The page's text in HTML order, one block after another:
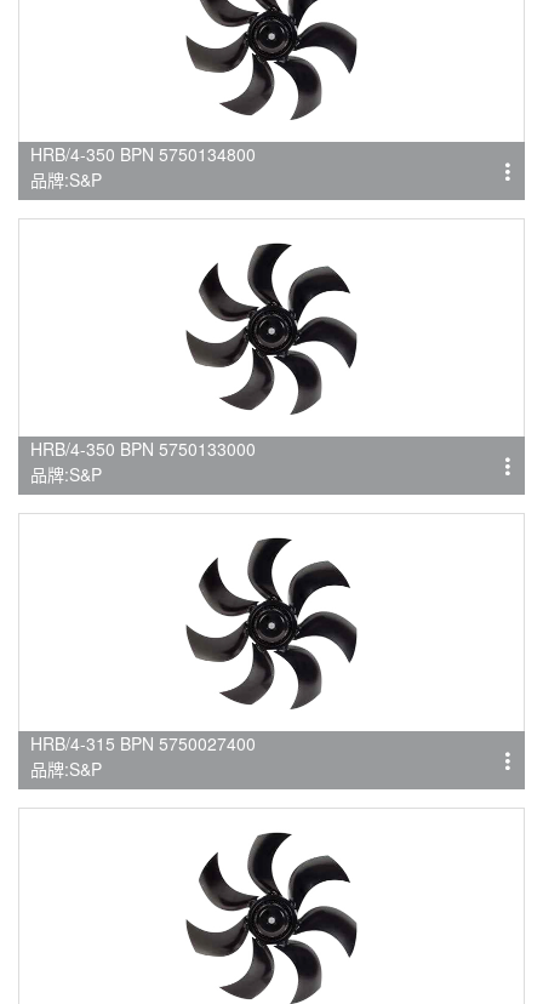
HRB/4-350 BPN 5750134800
品牌:S&P
HRB/4-350 BPN 5750133000
品牌:S&P
HRB/4-315 BPN 5750027400
品牌:S&P